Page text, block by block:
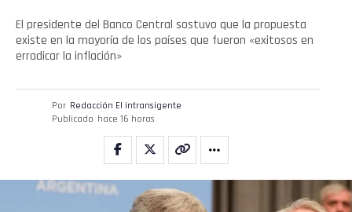
El presidente del Banco Central sostuvo que la propuesta
existe en la mayoría de los países que fueron «exitosos en
erradicar la inflación»
Por Redacción El intransigente
Publicado hace 16 horas